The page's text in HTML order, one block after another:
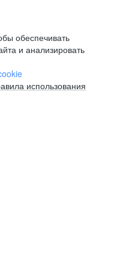
обеспечивать
и анализировать
использования